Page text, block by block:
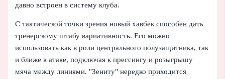
давно встроен в систему клуба.
С тактической точки зрения новый хавбек способен дать
тренерскому штабу вариативность. Его можно
использовать как в роли центрального полузащитника, так
и ближе к атаке, подключая к прессингу и розыгрышу
мяча между линиями. "Зениту" нередко приходится